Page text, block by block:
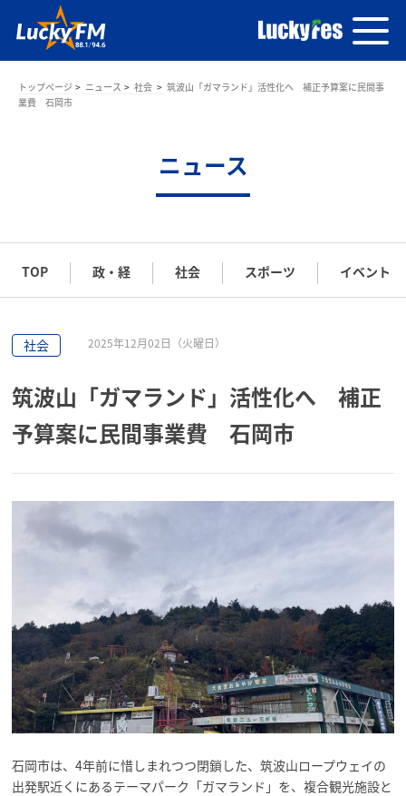
トップページ ニュース 社会
筑波山「ガマランド」活性化へ 補正予算案に民間事
業費 石岡市
ニュース
TOP 政・経 社会 スポーツ イベント
社会 2025年12月02日（火曜日）
筑波山「ガマランド」活性化へ 補正
予算案に民間事業費 石岡市
石岡市は、4年前に惜しまれつつ閉鎖した、筑波山ロープウェイの
出発駅近くにあるテーマパーク「ガマランド」を、複合観光施設と